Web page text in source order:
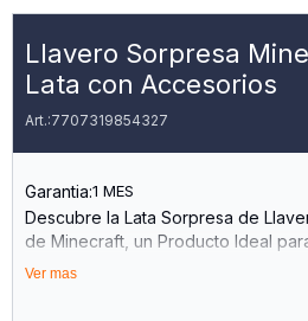
Llavero Sorpresa
Lata con Accesorios
7707319854327
Garantia:1 MES
Descubre la Lata Sorpresa de
de Minecraft, un Producto Ideal
Popular Videojuego. con un Diseño
Ver mas